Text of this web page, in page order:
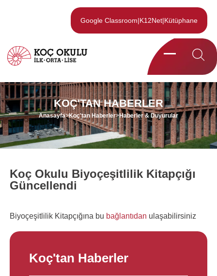
Google Classroom|K12Net|Kütüphane
KOÇ'TAN HABERLER
Anasayfa>Koç'tan Haberler>Haberler & Duyurular
Koç Okulu Biyoçeşitlilik Kitapçığı
Güncellendi
Biyoçeşitlilik Kitapçığına bu bağlantıdan ulaşabilirsiniz
Koç'tan Haberler